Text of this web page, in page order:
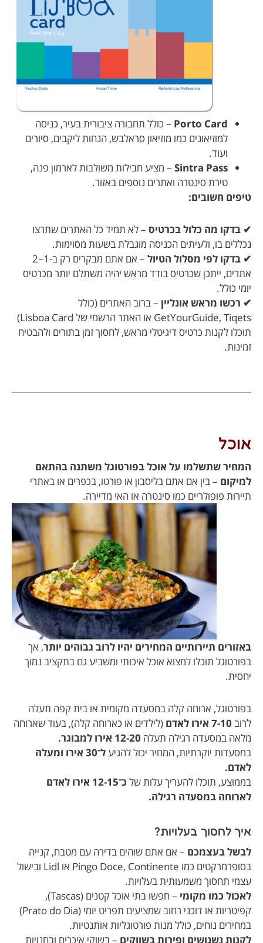
Porto Card – כולל תחבורה ציבורית בעיר, כניסה
למוזיאונים כמו מוזיאון סראלבש, הנחות ליקבים, סיורים
ועוד.
Sintra Pass – מציע חבילות משולבות לארמון פנה,
טירת סינטרה ואתרים נוספים באזור.
טיפים חשובים:
✔ בדקו מה כלול בכרטיס – לא תמיד כל האתרים שתרצו
נכללים בו, ולעיתים הכניסה מוגבלת בשעות מסוימות.
✔ בדקו לפי מסלול הטיול
– אם אתם מבקרים רק ב-1–2
אתרים, ייתכן שכרטיס בודד מראש יהיה משתלם יותר מכרטיס
יומי כולל.
✔ רכשו מראש אונליין – ברוב האתרים (כולל
GetYourGuide, Tiqets או האתר הרשמי של Lisboa Card)
תוכלו לקנות כרטיס דיגיטלי מראש, לחסוך זמן בתורים ולהבטיח
זמינות.
אוכל
המחיר שתשלמו על אוכל בפורטוגל משתנה בהתאם
למיקום – בין אם אתם בליסבון או פורטו, בכפרים או באתרי
תיירות פופולריים כמו סינטרה או האי מדיירה.
באזורים תיירותיים המחירים יהיו לרוב גבוהים יותר, אך
בפורטוגל תוכלו למצוא אוכל איכותי ומשביע גם בתקציב נמוך
יחסית.
בפורטוגל, ארוחה קלה במסעדה מקומית או בית קפה תעלה
לרוב 7-10 אירו לאדם
(לילדים או כארוחה קלה), בעוד שארוחה
מלאה במסעדה רגילה תעלה
במסעדות יוקרתיות, המחיר יכול להגיע
ל־30 אירו ומעלה
לאדם.
בממוצע, תוכלו להעריך עלות של
כ־12-15 אירו לאדם
לארוחה במסעדה רגילה.
איך לחסוך בעלויות?
לבשל בעצמכם – אם אתם שוהים בדירה עם מטבח, קנייה
בסופרמרקטים כמו Pingo Doce, Continente או Lidl ובישול
עצמי תחסוך משמעותית בעלויות.
לאכול כמו מקומי
– חפשו בתי אוכל קטנים (Tascas),
קפיטריות או דוכני רחוב שמציעים תפריט יומי (Prato do Dia)
במחירים נוחים, כולל מנות פורטוגליות אותנטיות.
לקנות נשנושים ופירות בשווקים – בשוקי איכרים ובחנויות